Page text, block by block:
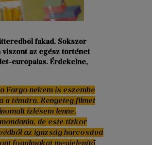
fakad. Sokszor
az egész történet
európaias. Érdekelne,
Fargo nekem is eszembe
a témára. Rengeteg filmet
ízlésem lenne.
de este tízkor
az igazság harcosává
fogalmakat megjelenítő